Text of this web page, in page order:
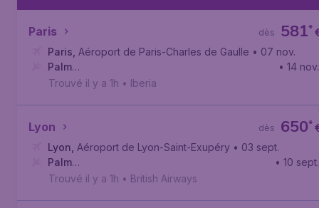
Paris 581*
dès
Paris Aéroport de Paris-Charles de Gaulle • 07 nov.
Palm
Springs , Aéroport international de Palm Springs
• 14 nov.
Trouvé il y a 1h • Iberia
Lyon 650*
dès
Lyon Aéroport de Lyon-Saint-Exupéry • 03 sept.
Palm
Springs , Aéroport international de Palm Springs
• 10 sept.
Trouvé il y a 1h • British Airways